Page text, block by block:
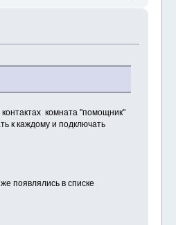
контактах комната "помощник"
к каждому и подключать
появлялись в списке